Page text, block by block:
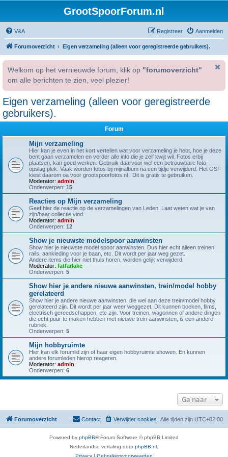
GrootSpoorForum.nl
V&A Aanmelden
Registreer
Forumoverzicht Eigen verzameling (alleen voor geregistreerde gebruikers).
Welkom op het vernieuwde forum, klik op "forumoverzicht"
om alle berichten te zien, veel plezier!
Eigen verzameling (alleen voor geregistreerde
gebruikers).
Forum
Mijn verzameling
Hier kan je even in het kort vertellen wat voor verzameling je hebt, hoe je deze
bent gaan verzamelen en verder alle info die je zelf kwijt wil. Fotos erbij
plaatsen, kan goed werken. Gebruik daarvoor wel een betrouwbare foto
opslag plek. Vaak worden fotos bij mijnalbum na een tijdje verwijderd. Het GSF
kiest daarom oa voor grootspoorfotos.nl . Dit is gratis te gebruiken.
Moderator: admin
Onderwerpen: 15
Reacties op Mijn verzameling
Geef hier de reactie op de verzamelingen van Leden. Laat weten wat je van
zijn/haar collectie vind.
Moderator: admin
Onderwerpen: 12
Show je nieuwste modelspoor aanwinsten
Show hier je nieuwste model spoor aanwinsten. Dus hier echt alleen treinen,
rails, aankleding voor je baan, etc. Dit wordt per jaar weg gezet.
Andere items die hier niet thuis horen, worden gelijk verwijderd.
Moderator: fatfarlake
Onderwerpen: 5
Show hier je andere nieuwe aanwinsten, trein/model hobby
gerelateerd
Show hier je andere nieuwe aanwinsten, die wel aan deze trein/model hobby
gerelateerd zijn. Dit wordt per jaar weer weggezet. Dit kunnen boeken, films,
electrisch gereedschappen, etc zijn. Voor treinen, wagonnen of andere dingen
die echt puur te maken hebben met nieuwe trein aanwinsten, is een andere
rubriek.
Onderwerpen: 5
Mijn hobbyruimte
Hier kan elk forumlid zijn of haar eigen hobbyruimte showen. En kunnen
andere forumleden hierop reageren.
Moderator: admin
Onderwerpen: 6
Ga naar
Forumoverzicht Alle tijden zijn UTC+02:00
Verwijder cookies
Contact
Powered by phpBB® Forum Software © phpBB Limited
Nederlandse vertaling doorphpBB.nl
Privacy | Gebruikersvoorwaarden